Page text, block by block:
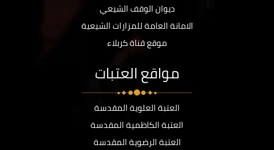
ديوان الوقف الشيعي
الامانة العامة للمزارات الشيعية
موقع قناة كربلاء
مواقع العتبات
العتبة العلوية المقدسة
العتبة الكاظمية المقدسة
العتبة الرضوية المقدسة